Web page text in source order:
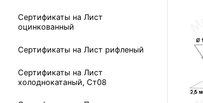
Сертификаты на Лист
оцинкованный
Сертификаты на Лист рифленый
Сертификаты на Лист
холоднокатаный, Ст08